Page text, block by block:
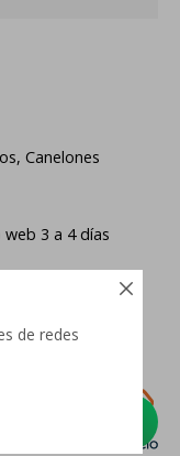

de redes
Canelones
3 a 4 días